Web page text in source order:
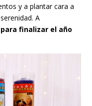
y a plantar cara a
A
finalizar el año